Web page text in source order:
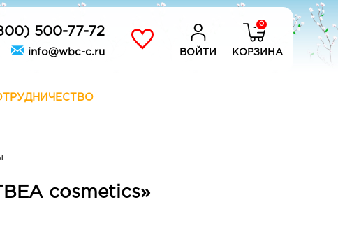
500-77-72
info@wbc-c.ru ВОЙТИ
0
КОРЗИНА
cosmetics»